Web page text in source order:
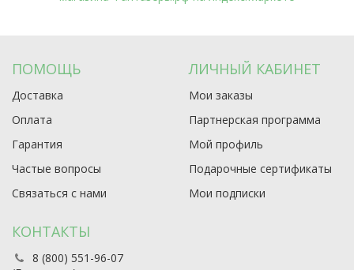
ПОМОЩЬ
Доставка
Оплата
Гарантия
Частые вопросы
Связаться с нами
ЛИЧНЫЙ КАБИНЕТ
Мои заказы
Партнерская программа
Мой профиль
Подарочные сертификаты
Мои подписки
КОНТАКТЫ
8 (800) 551-96-07